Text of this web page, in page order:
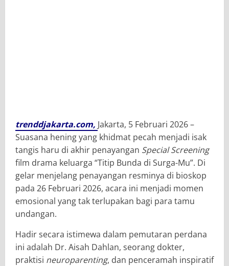
trenddjakarta.com, Jakarta, 5 Februari 2026–
Suasana hening yang khidmat pecah menjadi isak
tangis haru di akhir penayangan Special Screening
film drama keluarga “Titip Bunda di Surga-Mu”. Di
gelar menjelang penayangan resminya di bioskop
pada 26 Februari 2026, acara ini menjadi momen
emosional yang tak terlupakan bagi para tamu
undangan.
Hadir secara istimewa dalam pemutaran perdana
ini adalah Dr. Aisah Dahlan, seorang dokter,
praktisi neuroparenting, dan penceramah inspiratif